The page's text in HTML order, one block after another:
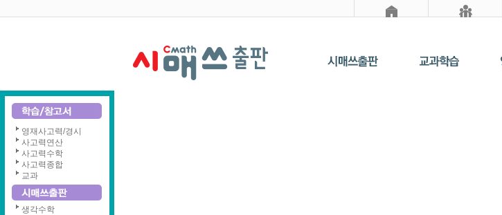
영재사고력/경시
사고력연산
사고력수학
사고력종합
교과
생각수학